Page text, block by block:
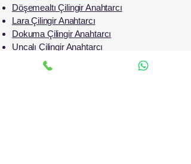
Döşemealtı Çilingir Anahtarcı
Lara Çilingir Anahtarcı
Dokuma Çilingir Anahtarcı
Uncalı Çilingir Anahtarcı
Hurma Çilingir Anahtarcı
Siteler Çilingir Anahtarcı